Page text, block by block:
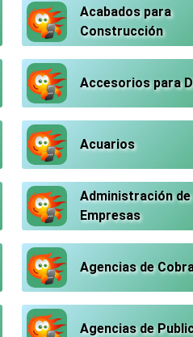
Acabados para
Construcción
Accesorios para
Acuarios
Administración de
Empresas
Agencias de
Agencias de